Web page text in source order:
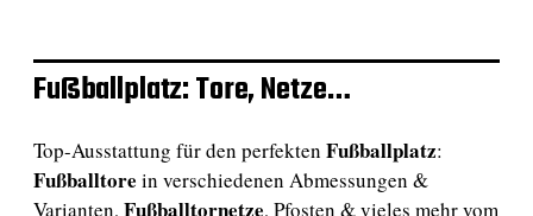
Fußballplatz: Tore, Netze…
Top-Ausstattung für den perfekten Fußballplatz:
Fußballtore in verschiedenen Abmessungen &
Varianten, Fußballtornetze, Pfosten & vieles mehr vom